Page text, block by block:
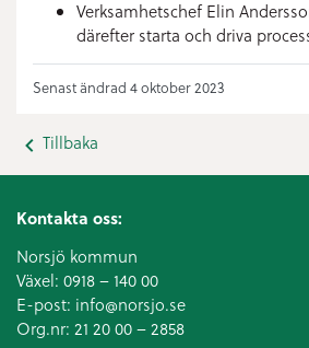
Verksamhetschef Elin
därefter starta och driva
Senast ändrad 4 oktober 2023
Tillbaka
Kontakta oss:
Norsjö kommun
Växel: 0918 – 140 00
E-post: info@norsjo.se
Org.nr: 21 20 00 – 2858